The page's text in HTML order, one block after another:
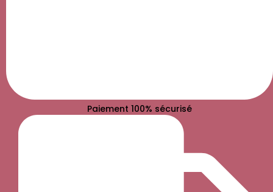
Paiement 100% sécurisé